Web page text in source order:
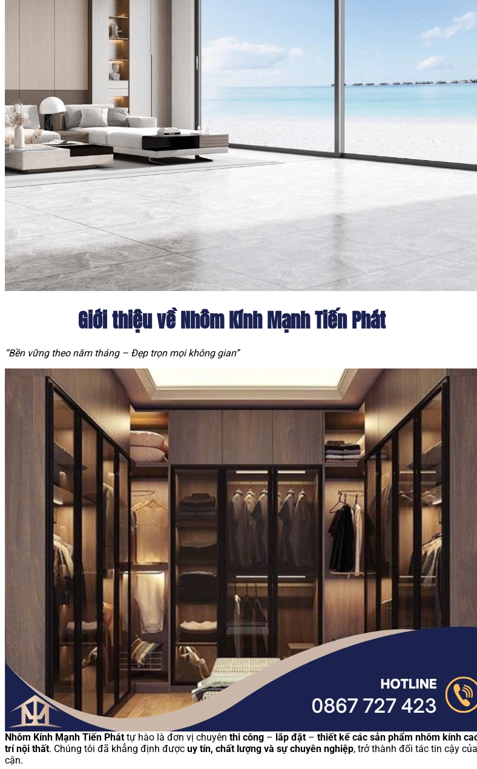
Giới thiệu về Nhôm Kính Mạnh Tiến Phát
“Bền vững theo năm tháng – Đẹp trọn mọi không gian”
Nhôm Kính Mạnh Tiến Phát tự hào là đơn vị chuyên thi công – lắp đặt – thiết kế các sản phẩm nhôm kính
trí nội thất. Chúng tôi đã khẳng định được uy tín, chất lượng và sự chuyên nghiệp, trở thành đối tác tin cậy
cận.